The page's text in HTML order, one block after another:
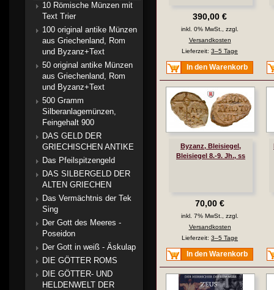
390,00 €
inkl. 0% MwSt., zzgl.
Versandkosten
Lieferzeit: 3–5 Tage
In den Warenkorb
Byzanz, Bleisiegel,
Bleisiegel 8.-9. Jh., ss
70,00 €
inkl. 7% MwSt., zzgl.
Versandkosten
Lieferzeit: 3–5 Tage
In den Warenkorb
10 Römische Münzen mit
Text Trier
100 original antike Münzen
aus Griechenland, Rom
und Byzanz+Text
50 original antike Münzen
aus Griechenland, Rom
und Byzanz+Text
500 Gramm
Silberanlagemünzen,
Feingehalt 900
DAS GELD DER
GRIECHISCHEN ANTIKE
Das Pfeilspitzengeld
DAS SILBERGELD DER
ALTEN GRIECHEN
Das Vermächtnis der Tek
Sing
Der Gott des Meeres -
Poseidon
Der Gott in weiß - Äskulap
DIE GÖTTER ROMS
DIE GÖTTER- UND
HELDENWELT DER